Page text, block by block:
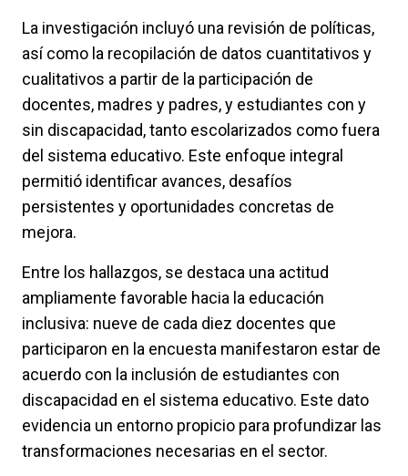
La investigación incluyó una revisión de políticas,
así como la recopilación de datos cuantitativos y
cualitativos a partir de la participación de
docentes, madres y padres, y estudiantes con y
sin discapacidad, tanto escolarizados como fuera
del sistema educativo. Este enfoque integral
permitió identificar avances, desafíos
persistentes y oportunidades concretas de
mejora.
Entre los hallazgos, se destaca una actitud
ampliamente favorable hacia la educación
inclusiva: nueve de cada diez docentes que
participaron en la encuesta manifestaron estar de
acuerdo con la inclusión de estudiantes con
discapacidad en el sistema educativo. Este dato
evidencia un entorno propicio para profundizar las
transformaciones necesarias en el sector.